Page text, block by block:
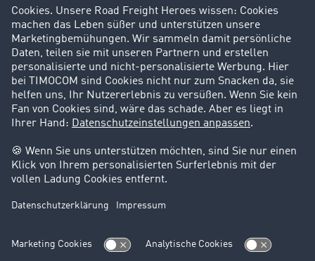
Karriere
Support
Kontakt
Rechtliches
Impressum
AGB